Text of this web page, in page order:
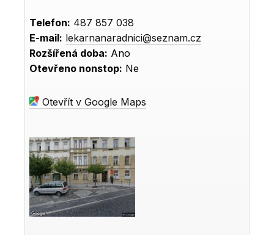
Telefon: 487 857 038
E-mail: lekarnanaradnici@seznam.cz
Rozšířená doba: Ano
Otevřeno nonstop: Ne
Otevřít v Google Maps